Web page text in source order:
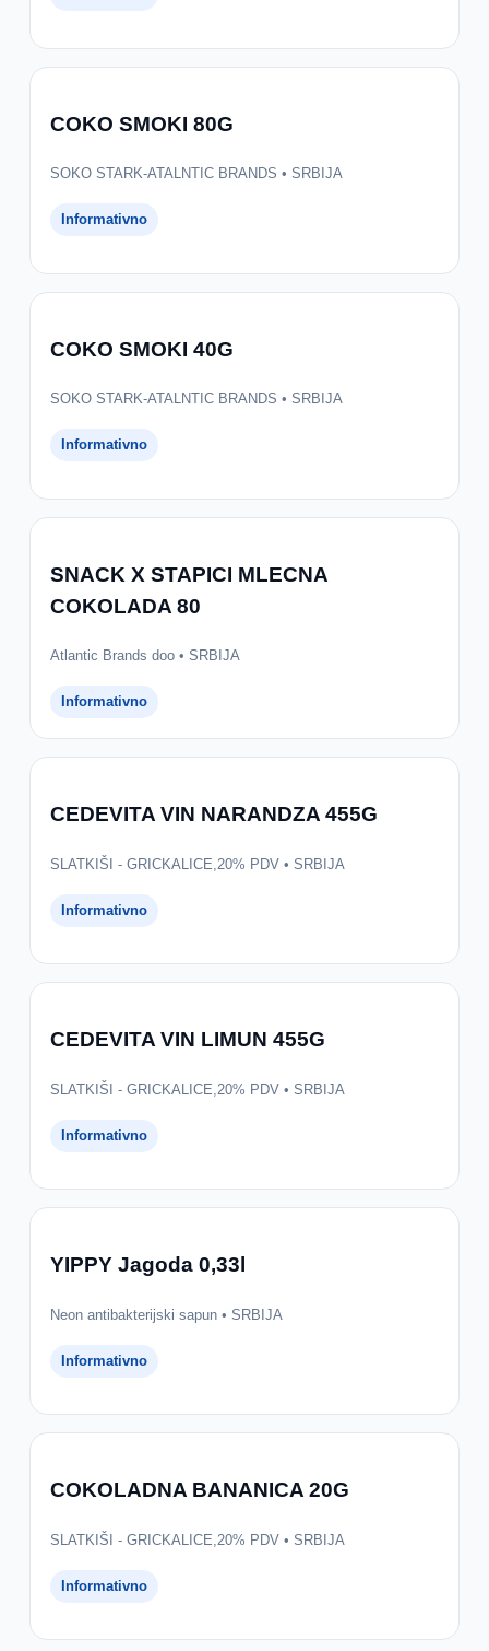
COKO SMOKI 80G
SOKO STARK-ATALNTIC BRANDS • SRBIJA
Informativno
COKO SMOKI 40G
SOKO STARK-ATALNTIC BRANDS • SRBIJA
Informativno
SNACK X STAPICI MLECNA
COKOLADA 80
Atlantic Brands doo • SRBIJA
Informativno
CEDEVITA VIN NARANDZA 455G
SLATKIŠI - GRICKALICE,20% PDV • SRBIJA
Informativno
CEDEVITA VIN LIMUN 455G
SLATKIŠI - GRICKALICE,20% PDV • SRBIJA
Informativno
YIPPY Jagoda 0,33l
Neon antibakterijski sapun • SRBIJA
Informativno
COKOLADNA BANANICA 20G
SLATKIŠI - GRICKALICE,20% PDV • SRBIJA
Informativno